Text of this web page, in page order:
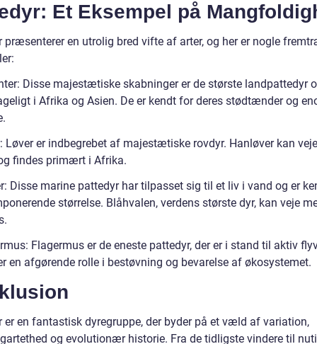
Et Eksempel på
præsenterer en utrolig bred vifte af arter, og her er nogle
Disse majestætiske skabninger er de største landpattedyr
i Afrika og Asien. De er kendt for deres stødtænder og
Løver er indbegrebet af majestætiske rovdyr. Hanløver kan
findes primært i Afrika.
Disse marine pattedyr har tilpasset sig til et liv i vand og er
størrelse. Blåhvalen, verdens største dyr, kan veje
Flagermus er de eneste pattedyr, der er i stand til aktiv
en afgørende rolle i bestøvning og bevarelse af økosystemet.
er en fantastisk dyregruppe, der byder på et væld af variation,
og evolutionær historie. Fra de tidligste vindere til